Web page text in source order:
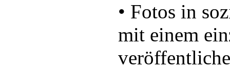
• Fotos in
mit einem